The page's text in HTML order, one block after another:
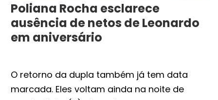
Poliana Rocha esclarece
ausência de netos de Leonardo
em aniversário
O retorno da dupla também já tem data
marcada. Eles voltam ainda na noite de